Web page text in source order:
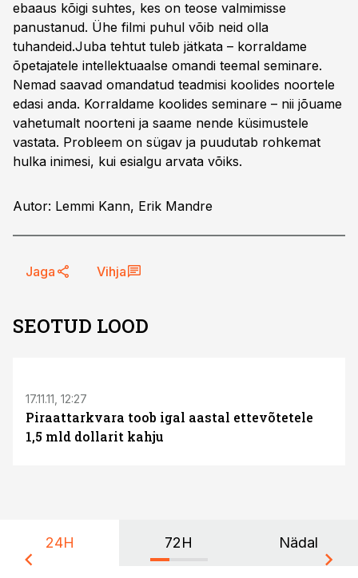
ebaaus kõigi suhtes, kes on teose valmimisse
panustanud. Ühe filmi puhul võib neid olla
tuhandeid.Juba tehtut tuleb jätkata – korraldame
õpetajatele intellektuaalse omandi teemal seminare.
Nemad saavad omandatud teadmisi koolides noortele
edasi anda. Korraldame koolides seminare – nii jõuame
vahetumalt noorteni ja saame nende küsimustele
vastata. Probleem on sügav ja puudutab rohkemat
hulka inimesi, kui esialgu arvata võiks.
Autor: Lemmi Kann, Erik Mandre
Jaga Vihja
SEOTUD LOOD
17.11.11, 12:27
Piraattarkvara toob igal aastal ettevõtetele
1,5 mld dollarit kahju
24H 72H Nädal